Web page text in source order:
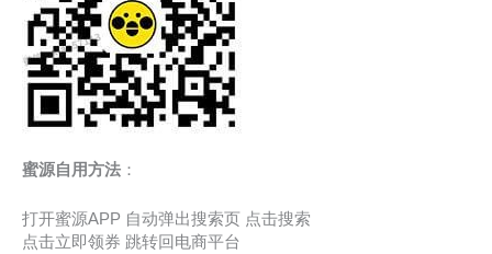
蜜源自用方法 ：
打开蜜源APP 自动弹出搜索页 点击搜索
点击立即领券 跳转回电商平台